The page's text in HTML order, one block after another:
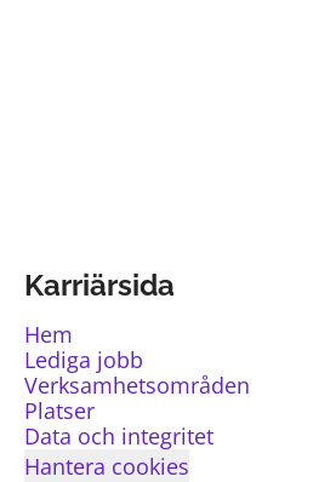
Karriärsida
Hem
Lediga jobb
Verksamhetsområden
Platser
Data och integritet
Hantera cookies